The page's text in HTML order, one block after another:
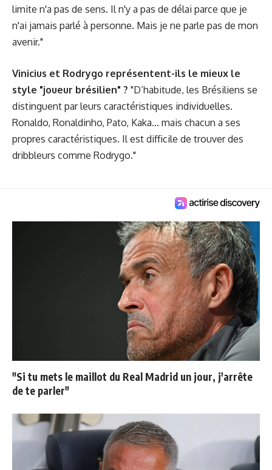
limite n'a pas de sens. Il n'y a pas de délai parce que je
n'ai jamais parlé à personne. Mais je ne parle pas de mon
avenir."
Vinicius et Rodrygo représentent-ils le mieux le
style "joueur brésilien" ? "D’habitude, les Brésiliens se
distinguent par leurs caractéristiques individuelles.
Ronaldo, Ronaldinho, Pato, Kaka... mais chacun a ses
propres caractéristiques. Il est difficile de trouver des
dribbleurs comme Rodrygo."
"Si tu mets le maillot du Real Madrid un jour, j'arrête
de te parler"